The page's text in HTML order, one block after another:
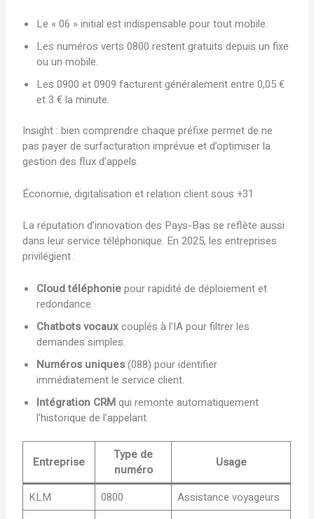
Le « 06 » initial est indispensable pour tout mobile.
Les numéros verts 0800 restent gratuits depuis un fixe
ou un mobile.
Les 0900 et 0909 facturent généralement entre 0,05 €
et 3 € la minute.
Insight : bien comprendre chaque préfixe permet de ne
pas payer de surfacturation imprévue et d’optimiser la
gestion des flux d’appels.
Économie, digitalisation et relation client sous +31
La réputation d’innovation des Pays-Bas se reflète aussi
dans leur service téléphonique. En 2025, les entreprises
privilégient :
Cloud téléphoniepour rapidité de déploiement et
redondance.
Chatbots vocauxcouplés à l’IA pour filtrer les
demandes simples.
Numéros uniques(088) pour identifier
immédiatement le service client.
Intégration CRMqui remonte automatiquement
l’historique de l’appelant.
Entreprise
Type de
numéro
Usage
KLM 0800
Assistance voyageurs